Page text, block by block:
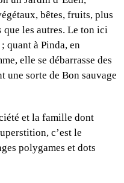
bêtes, fruits, plus
les autres. Le ton ici
quant à Pinda, en
elle se débarrasse des
une sorte de Bon sauvage
et la famille dont
c’est le
polygames et dots